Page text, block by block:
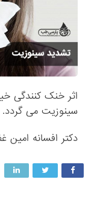
اثر خنک کنندگی
سینوزیت می گردد.
دکتر افسانه امین